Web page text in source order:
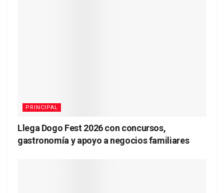
PRINCIPAL
Llega Dogo Fest 2026 con concursos,
gastronomía y apoyo a negocios familiares